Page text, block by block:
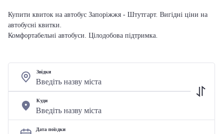
Купити квиток на автобус Запоріжжя - Штутгарт. Вигідні ціни на
автобусні квитки.
Комфортабельні автобуси. Цілодобова підтримка.
Звідки
Куди
Дата поїздки